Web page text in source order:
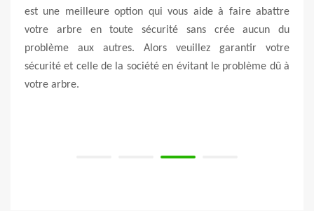
est une meilleure option qui vous aide à faire abattre
votre arbre en toute sécurité sans crée aucun du
problème aux autres. Alors veuillez garantir votre
sécurité et celle de la société en évitant le problème dû à
votre arbre.